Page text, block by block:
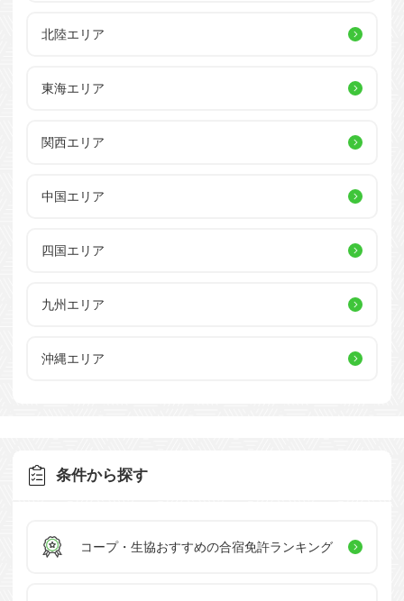
北陸エリア
東海エリア
関西エリア
中国エリア
四国エリア
九州エリア
沖縄エリア
条件から探す
コープ・生協おすすめの合宿免許ランキング